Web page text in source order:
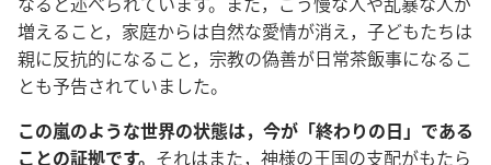
増えること，家庭からは自然な愛情が消え，子どもたちは
親に反抗的になること，宗教の偽善が日常茶飯事になるこ
とも予告されていました。
この嵐のような世界の状態は，今が「終わりの日」である
ことの証拠です。 それはまた，神様の王国の支配がもたら